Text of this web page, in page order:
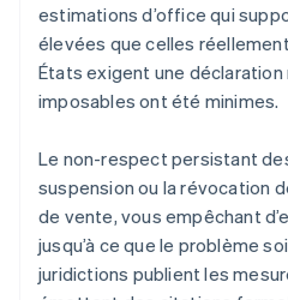
estimations d’office qui
élevées que celles
États exigent une
imposables ont été minimes.
Le non-respect persistant
suspension ou la révocation
de vente, vous empêchant
jusqu’à ce que le problème
juridictions publient les